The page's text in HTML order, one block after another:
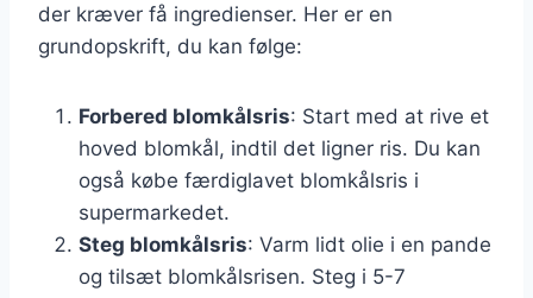
der kræver få ingredienser. Her er en
grundopskrift, du kan følge:
Forbered blomkålsris: Start med at rive et
hoved blomkål, indtil det ligner ris. Du kan
også købe færdiglavet blomkålsris i
supermarkedet.
Steg blomkålsris: Varm lidt olie i en pande
og tilsæt blomkålsrisen. Steg i 5-7